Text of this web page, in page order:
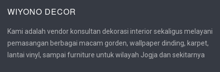
WIYONO DECOR
Kami adalah vendor konsultan dekorasi interior sekaligus melayani
pemasangan berbagai macam gorden, wallpaper dinding, karpet,
lantai vinyl, sampai furniture untuk wilayah Jogja dan sekitarnya